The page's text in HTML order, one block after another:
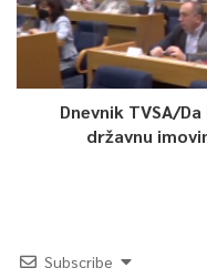
Dnevnik TVSA/
državnu
Subscribe